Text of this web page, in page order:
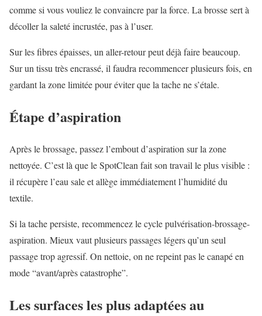
comme si vous vouliez le convaincre par la force. La brosse sert à
décoller la saleté incrustée, pas à l’user.
Sur les fibres épaisses, un aller-retour peut déjà faire beaucoup.
Sur un tissu très encrassé, il faudra recommencer plusieurs fois, en
gardant la zone limitée pour éviter que la tache ne s’étale.
Étape d’aspiration
Après le brossage, passez l’embout d’aspiration sur la zone
nettoyée. C’est là que le SpotClean fait son travail le plus visible :
il récupère l’eau sale et allège immédiatement l’humidité du
textile.
Si la tache persiste, recommencez le cycle pulvérisation-brossage-
aspiration. Mieux vaut plusieurs passages légers qu’un seul
passage trop agressif. On nettoie, on ne repeint pas le canapé en
mode “avant/après catastrophe”.
Les surfaces les plus adaptées au